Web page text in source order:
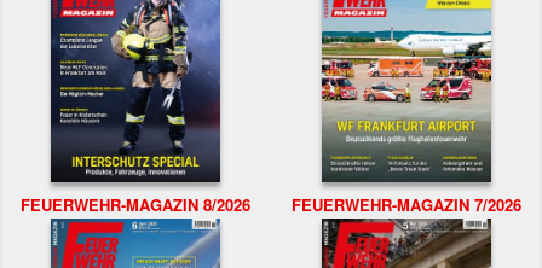
FEUERWEHR-MAGAZIN 8/2026 FEUERWEHR-MAGAZIN 7/2026